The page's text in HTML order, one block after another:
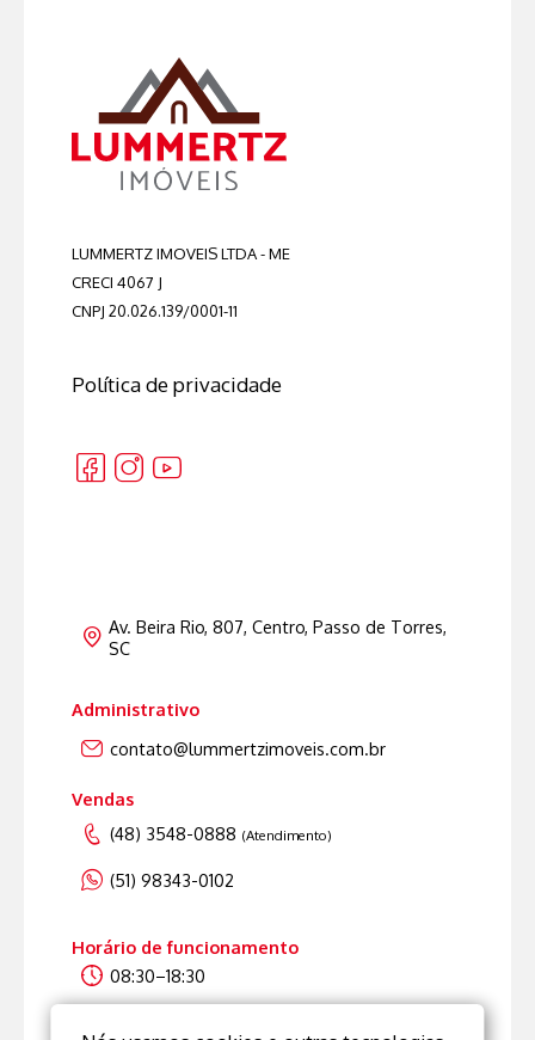
LUMMERTZ IMOVEIS LTDA - ME
CRECI 4067 J
CNPJ 20.026.139/0001-11
Política de privacidade
Av. Beira Rio, 807, Centro, Passo de Torres,
SC
Administrativo
contato@lummertzimoveis.com.br
Vendas
(48) 3548-0888 (Atendimento)
(51) 98343-0102
Horário de funcionamento
08:30–18:30